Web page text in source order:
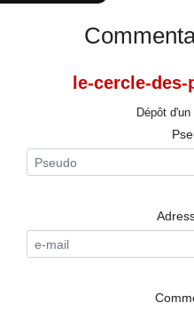
CINEMA
SPORTS
RESTAURANTS
le-cercle-
Dépôt